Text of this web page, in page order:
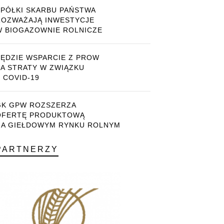
SKARBU PAŃSTWA
INWESTYCJE
BIOGAZOWNIE ROLNICZE
WSPARCIE Z PROW
STRATY W ZWIĄZKU
COVID-19
GPW ROZSZERZA
PRODUKTOWĄ
GIEŁDOWYM RYNKU ROLNYM